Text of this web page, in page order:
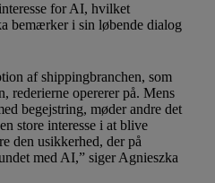
for AI, hvilket
bemærker i sin løbende dialog
af shippingbranchen, som
rederierne opererer på. Mens
begejstring, møder andre det
store interesse i at blive
den usikkerhed, der på
med AI,” siger Agnieszka